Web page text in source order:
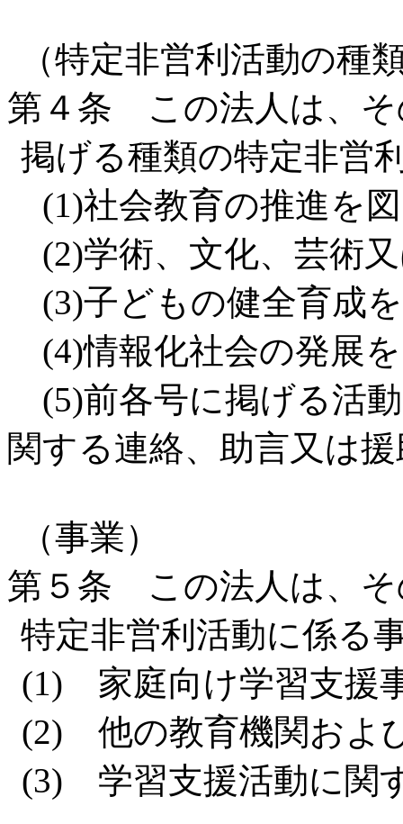
（特定非営利活動の種
第４条 この法人は、そ
掲げる種類の特定非営
(1)社会教育の推進を
(2)学術、文化、芸術
(3)子どもの健全育成
(4)情報化社会の発展
(5)前各号に掲げる活
関する連絡、助言又は
（事業）
第５条 この法人は、そ
特定非営利活動に係る
(1) 家庭向け学習支援
(2) 他の教育機関およ
(3) 学習支援活動に関